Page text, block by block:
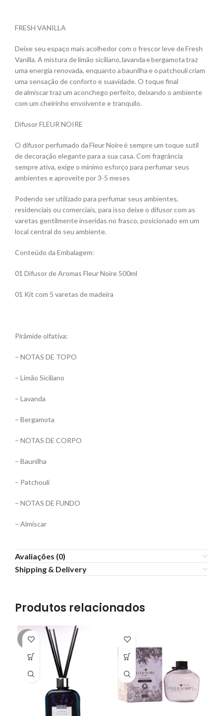
FRESH VANILLA
Deixe seu espaço mais acolhedor com o frescor leve de Fresh
Vanilla. A mistura de limão siciliano, lavanda e bergamota traz
uma energia renovada, enquanto a baunilha e o patchouli criam
uma sensação de conforto e suavidade. O toque final
de almíscar traz um aconchego perfeito, deixando o ambiente
com um cheirinho envolvente e tranquilo.
Difusor FLEUR NOIRE
O difusor perfumado da Fleur Noire é sempre um toque sutil
de decoração elegante para a sua casa. Com fragrância
sempre ativa, exige o mínimo esforço para perfumar seus
ambientes e aproveite por 3-5 meses
Podendo ser utilizado para perfumar seus ambientes,
residenciais ou comerciais, para isso deixe o difusor com as
varetas gentilmente inseridas no frasco, posicionado em um
local central do seu ambiente.
Conteúdo da Embalagem:
01 Difusor de Aromas Fleur Noire 500ml
01 Kit com 5 varetas de madeira
Pirâmide olfativa:
– NOTAS DE TOPO
– Limão Siciliano
– Lavanda
– Bergamota
– NOTAS DE CORPO
– Baunilha
– Patchouli
– NOTAS DE FUNDO
– Almíscar
Avaliações (0)
Shipping & Delivery
Produtos relacionados
-7%